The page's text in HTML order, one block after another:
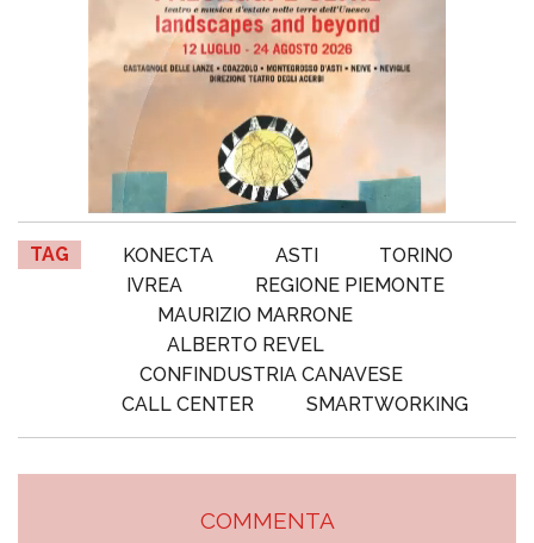
TAG KONECTA ASTI
TORINO
IVREA
REGIONE PIEMONTE
MAURIZIO MARRONE
ALBERTO REVEL
CONFINDUSTRIA CANAVESE
CALL CENTER
SMARTWORKING
COMMENTA